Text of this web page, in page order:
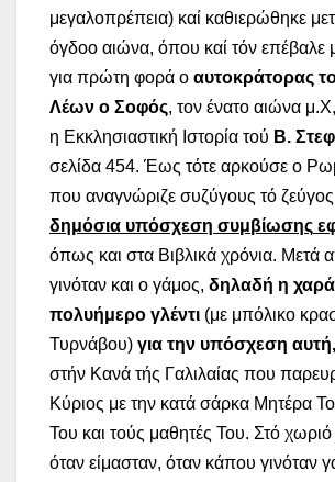
μεγαλοπρέπεια) καί καθιερώθηκε
όγδοο αιώνα, όπου καί τόν επέβαλε
για πρώτη φορά ο αυτοκράτορας
Λέων ο Σοφός, τον ένατο αιώνα
η Εκκλησιαστική Ιστορία τού Β.
σελίδα 454. Έως τότε αρκούσε ο
που αναγνώριζε συζύγους τό
δημόσια υπόσχεση συμβίωσης
όπως και στα Βιβλικά χρόνια. Μετά
γινόταν και ο γάμος, δηλαδή η
πολυήμερο γλέντι (με μπόλικο
Τυρνάβου) για την υπόσχεση αυτή,
στήν Κανά τής Γαλιλαίας που
Κύριος με την κατά σάρκα Μητέρα
Του και τούς μαθητές Του. Στό
όταν είμασταν, όταν κάπου γινόταν